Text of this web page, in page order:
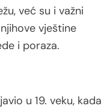
već su i važni
vještine
i poraza.
u 19. veku, kada